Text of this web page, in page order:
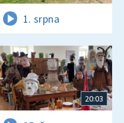
1. srpna
20:03